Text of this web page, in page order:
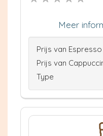
Meer
Prijs van Espresso
Prijs van
Type